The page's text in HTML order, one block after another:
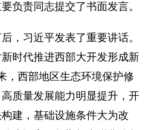
负责同志提交了书面发言。
习近平发表了重要讲话。
时代推进西部大开发形成新
，西部地区生态环境保护修
质量发展能力明显提升，开
建，基础设施条件大为改